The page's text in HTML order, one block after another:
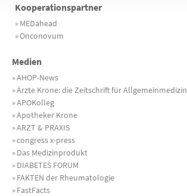
Kooperationspartner
»MEDahead
»Onconovum
Medien
»AHOP-News
»Ärzte Krone: die Zeitschrift für Allgemeinmedizin
»APOKolleg
»Apotheker Krone
»ARZT & PRAXIS
»congress x-press
»Das Medizinprodukt
»DIABETES FORUM
»FAKTEN der Rheumatologie
»FastFacts